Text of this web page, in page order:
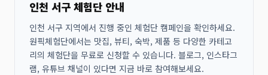
인천 서구 체험단 안내
인천 서구 지역에서 진행 중인 체험단 캠페인을 확인하세요.
원픽체험단에서는 맛집, 뷰티, 숙박, 제품 등 다양한 카테고
리의 체험단을 무료로 신청할 수 있습니다. 블로그, 인스타그
램, 유튜브 채널이 있다면 지금 바로 참여해보세요.